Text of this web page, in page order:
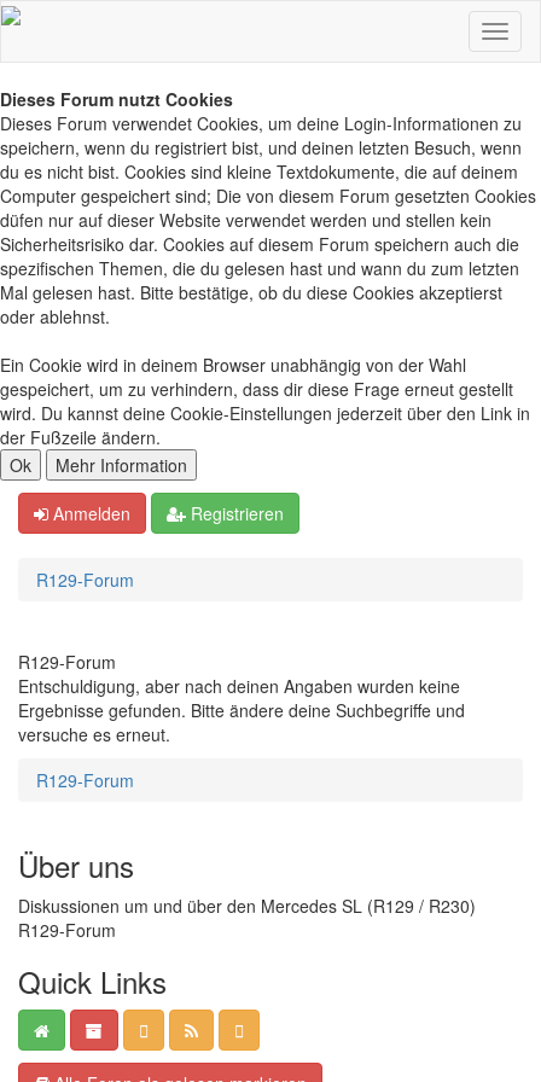
Dieses Forum nutzt Cookies
Dieses Forum verwendet Cookies, um deine Login-Informationen zu
speichern, wenn du registriert bist, und deinen letzten Besuch, wenn
du es nicht bist. Cookies sind kleine Textdokumente, die auf deinem
Computer gespeichert sind; Die von diesem Forum gesetzten Cookies
düfen nur auf dieser Website verwendet werden und stellen kein
Sicherheitsrisiko dar. Cookies auf diesem Forum speichern auch die
spezifischen Themen, die du gelesen hast und wann du zum letzten
Mal gelesen hast. Bitte bestätige, ob du diese Cookies akzeptierst
oder ablehnst.
Ein Cookie wird in deinem Browser unabhängig von der Wahl
gespeichert, um zu verhindern, dass dir diese Frage erneut gestellt
wird. Du kannst deine Cookie-Einstellungen jederzeit über den Link in
der Fußzeile ändern.
Anmelden Registrieren
R129-Forum
R129-Forum
Entschuldigung, aber nach deinen Angaben wurden keine
Ergebnisse gefunden. Bitte ändere deine Suchbegriffe und
versuche es erneut.
R129-Forum
Über uns
Diskussionen um und über den Mercedes SL (R129 / R230)
R129-Forum
Quick Links